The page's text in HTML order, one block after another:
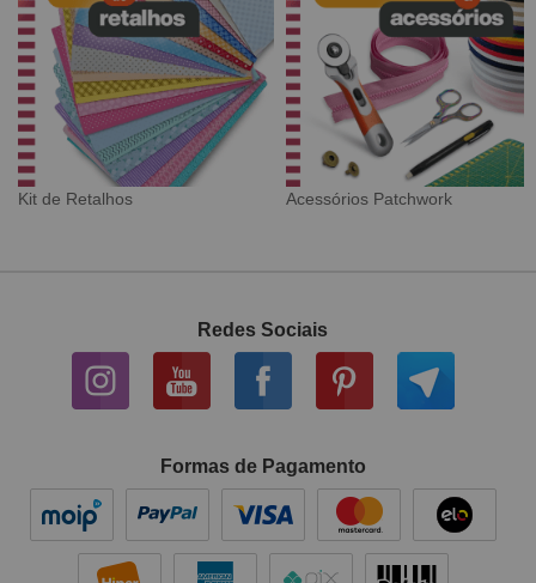
Tecido Digital Sarja Impermeável
Redes Sociais
Formas de Pagamento